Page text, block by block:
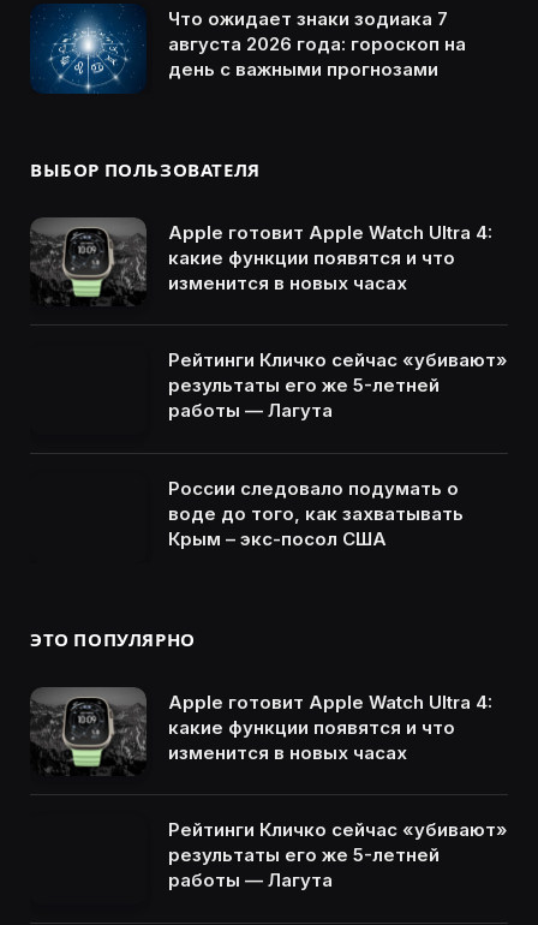
Что ожидает знаки зодиака 7
августа 2026 года: гороскоп на
день с важными прогнозами
ВЫБОР ПОЛЬЗОВАТЕЛЯ
Apple готовит Apple Watch Ultra 4:
какие функции появятся и что
изменится в новых часах
Рейтинги Кличко сейчас «убивают»
результаты его же 5-летней
работы — Лагута
России следовало подумать о
воде до того, как захватывать
Крым – экс-посол США
ЭТО ПОПУЛЯРНО
Apple готовит Apple Watch Ultra 4:
какие функции появятся и что
изменится в новых часах
Рейтинги Кличко сейчас «убивают»
результаты его же 5-летней
работы — Лагута